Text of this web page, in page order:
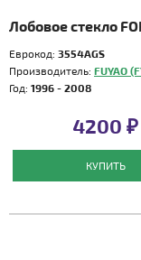
Лобовое стекло
Еврокод: 3554AGS
Производитель: FUYAO
Год: 1996 - 2008
4200 ₽
КУПИТЬ